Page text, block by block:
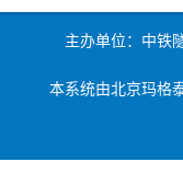
主办单位：中铁
本系统由北京玛格